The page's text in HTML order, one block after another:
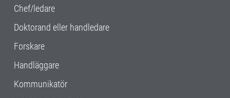
Chef/ledare
Doktorand eller handledare
Forskare
Handläggare
Kommunikatör